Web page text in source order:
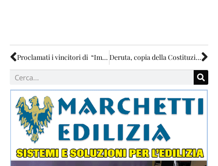
Proclamati i vincitori di “Immagina Todifiorita” Deruta, copia della Costituzione a tutti i neo 18enni